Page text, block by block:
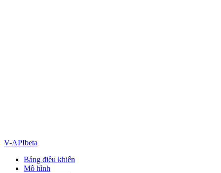
V-APIbeta
Bảng điều khiển
Mô hình